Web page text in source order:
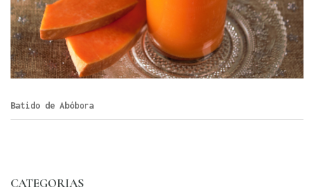
Batido de Abóbora
CATEGORIAS